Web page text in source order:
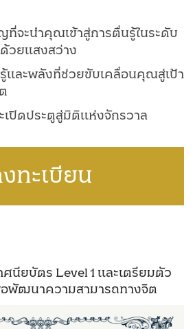
จะนำคุณเข้าสู่การตื่นรู้ในระดับ
วยแสงสว่าง
รู้และพลังที่ช่วยขับเคลื่อนคุณสู่เป้า
เปิดประตูสู่มิติแห่งจักรวาล
ทะเบียน
ศนียบัตร Level 1 และเตรียมตัว
พัฒนาความสามารถทางจิต